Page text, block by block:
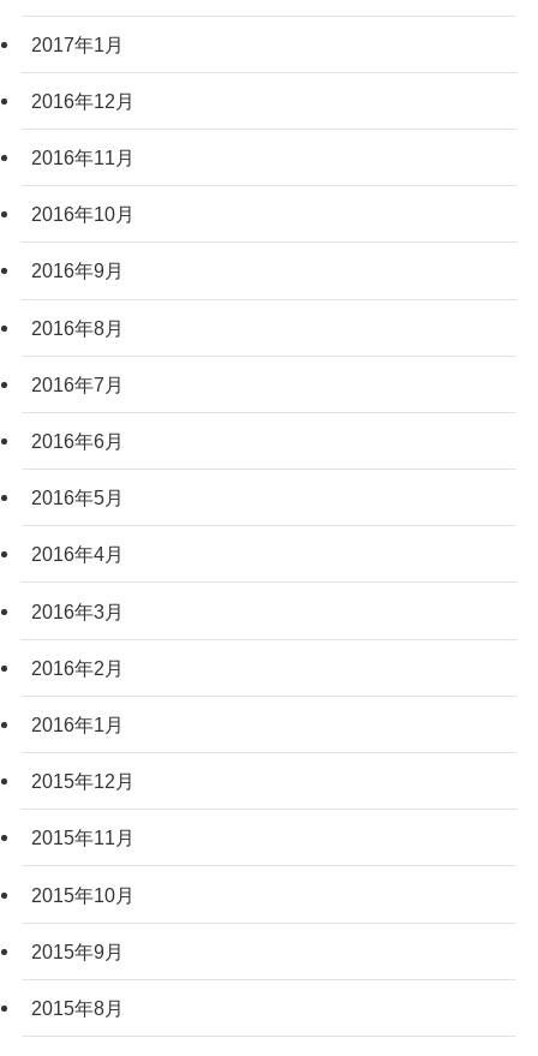
2017年1月
2016年12月
2016年11月
2016年10月
2016年9月
2016年8月
2016年7月
2016年6月
2016年5月
2016年4月
2016年3月
2016年2月
2016年1月
2015年12月
2015年11月
2015年10月
2015年9月
2015年8月